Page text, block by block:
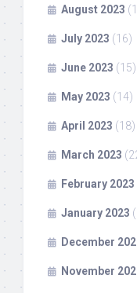
August 2023
July 2023 (16)
June 2023 (15)
May 2023 (14)
April 2023 (18)
March 2023
February 2023
January 2023
December
November